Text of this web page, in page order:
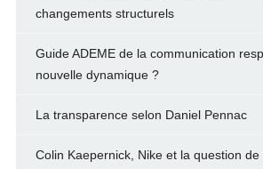
changements structurels
Guide ADEME de la communication
nouvelle dynamique ?
La transparence selon Daniel Pennac
Colin Kaepernick, Nike et la question de